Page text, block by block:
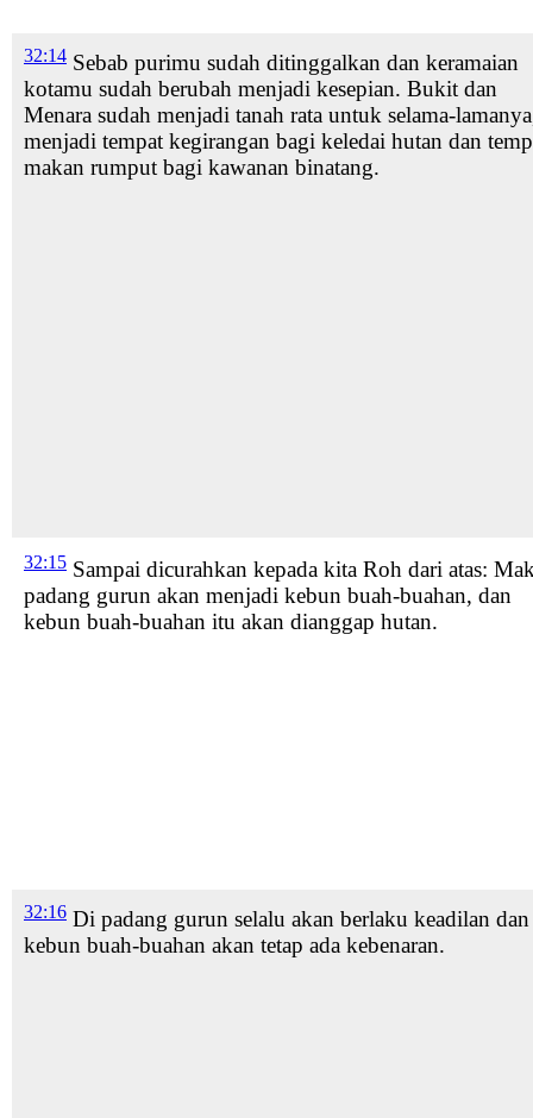
32:14 Sebab purimu sudah ditinggalkan dan keramaian
kotamu sudah berubah menjadi kesepian. Bukit dan
Menara sudah menjadi tanah rata untuk selama-
menjadi tempat kegirangan bagi keledai hutan dan
makan rumput bagi kawanan binatang.
32:15 Sampai dicurahkan kepada kita Roh dari atas:
padang gurun akan menjadi kebun buah-buahan, dan
kebun buah-buahan itu akan dianggap hutan.
32:16 Di padang gurun selalu akan berlaku keadilan
kebun buah-buahan akan tetap ada kebenaran.